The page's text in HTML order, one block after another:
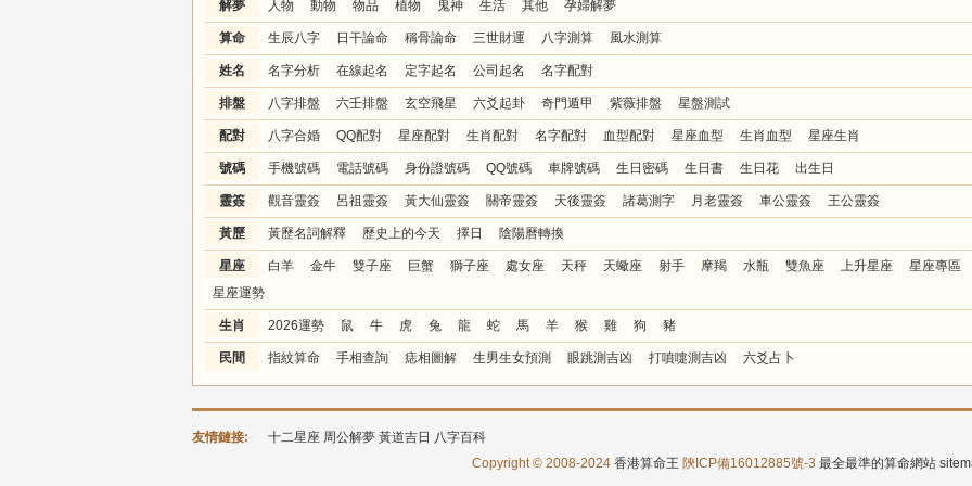
解夢 人物 動物 物品 植物 鬼神 生活 其他 孕婦解夢
算命 生辰八字 日干論命 稱骨論命 三世財運 八字測算 風水測算
姓名 名字分析 在線起名 定字起名 公司起名 名字配對
排盤 八字排盤 六壬排盤 玄空飛星 六爻起卦 奇門遁甲 紫薇排盤 星盤測試
配對 八字合婚 QQ配對 星座配對 生肖配對 名字配對 血型配對 星座血型 生肖血型 星座生肖
號碼 手機號碼 電話號碼 身份證號碼 QQ號碼 車牌號碼 生日密碼 生日書 生日花 出生日
靈簽 觀音靈簽 呂祖靈簽 黃大仙靈簽 關帝靈簽 天後靈簽 諸葛測字 月老靈簽 車公靈簽 王公靈簽
黃歷 黃歷名詞解釋 歷史上的今天 擇日 陰陽曆轉換
星座 白羊 金牛 雙子座 巨蟹 獅子座 處女座 天秤 天蠍座 射手 摩羯 水瓶 雙魚座 上升星座
星座專區
星座運勢
生肖 2026運勢 鼠 牛 虎 兔 龍 蛇 馬 羊 猴 雞 狗 豬
民間 指紋算命 手相查詢 痣相圖解 生男生女預測 眼跳測吉凶 打噴嚏測吉凶 六爻占卜
友情鏈接: 十二星座 周公解夢 黃道吉日 八字百科
Copyright © 2008-2024 香港算命王 陝ICP備16012885號-3 最全最準的算命網站